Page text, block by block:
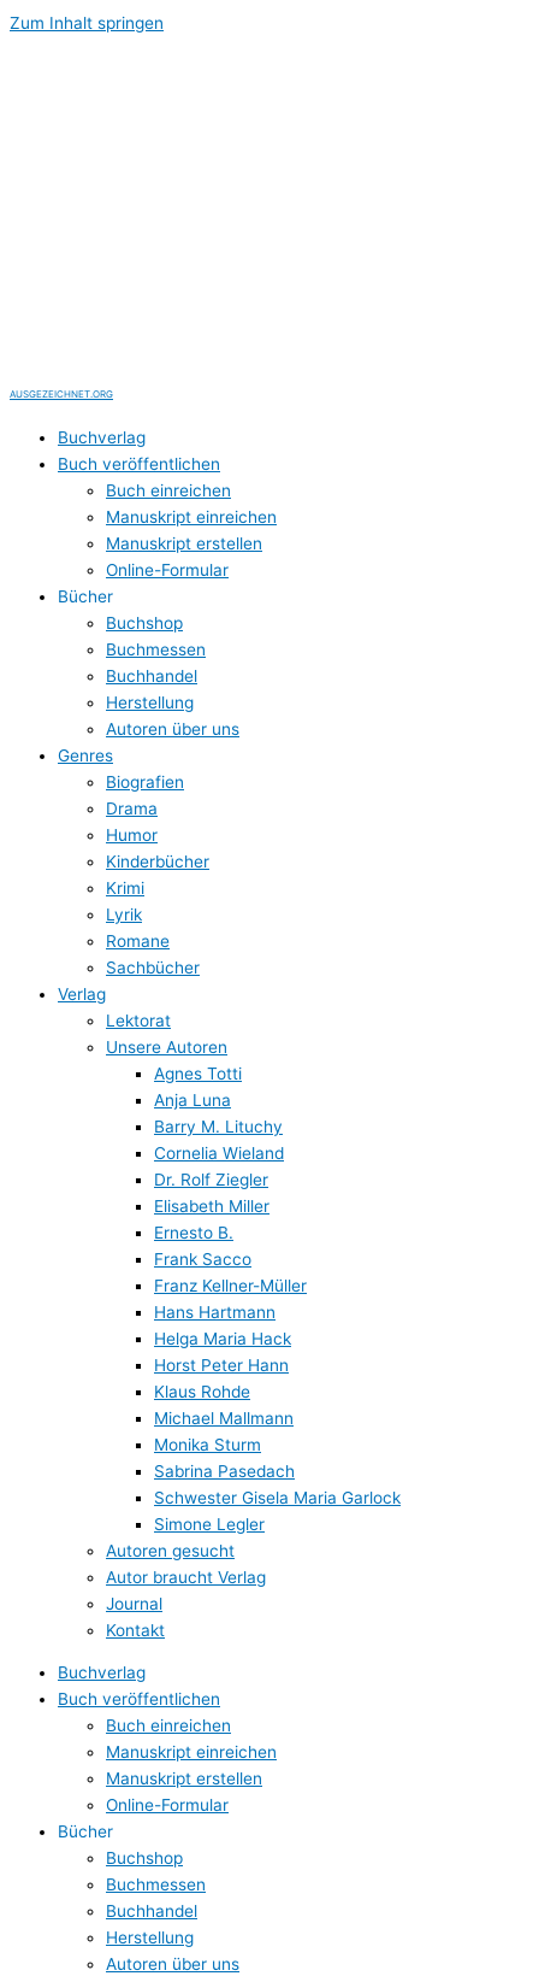
Zum Inhalt springen
AUSGEZEICHNET.ORG
Buchverlag
Buch veröffentlichen
Buch einreichen
Manuskript einreichen
Manuskript erstellen
Online-Formular
Bücher
Buchshop
Buchmessen
Buchhandel
Herstellung
Autoren über uns
Genres
Biografien
Drama
Humor
Kinderbücher
Krimi
Lyrik
Romane
Sachbücher
Verlag
Lektorat
Unsere Autoren
Agnes Totti
Anja Luna
Barry M. Lituchy
Cornelia Wieland
Dr. Rolf Ziegler
Elisabeth Miller
Ernesto B.
Frank Sacco
Franz Kellner-Müller
Hans Hartmann
Helga Maria Hack
Horst Peter Hann
Klaus Rohde
Michael Mallmann
Monika Sturm
Sabrina Pasedach
Schwester Gisela Maria Garlock
Simone Legler
Autoren gesucht
Autor braucht Verlag
Journal
Kontakt
Buchverlag
Buch veröffentlichen
Buch einreichen
Manuskript einreichen
Manuskript erstellen
Online-Formular
Bücher
Buchshop
Buchmessen
Buchhandel
Herstellung
Autoren über uns